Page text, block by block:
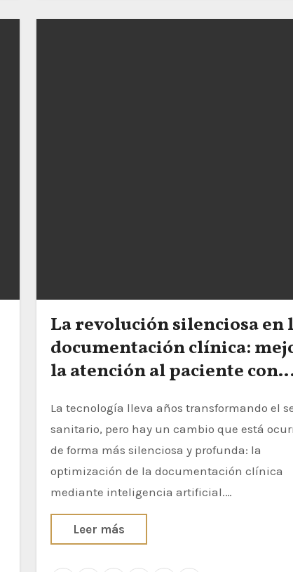
La revolución silenciosa en
documentación clínica:
la atención al paciente con
La tecnología lleva años transformando el sector
sanitario, pero hay un cambio que está
de forma más silenciosa y profunda: la
optimización de la documentación clínica
mediante inteligencia artificial.…
Leer más